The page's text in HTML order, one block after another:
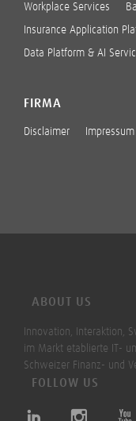
Workplace Services
Insurance Application
Data Platform & AI
FIRMA
Disclaimer Impressum
ABOUT US
Innovation, Interaktion,
im Markt etablierte IT-
Schweizer Finanz- und
FOLLOW US